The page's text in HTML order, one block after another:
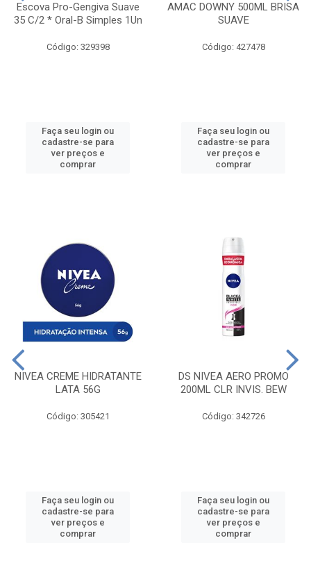
Escova Pro-Gengiva Suave
35 C/2 * Oral-B Simples 1Un
Código: 329398
Faça seu login ou
cadastre-se para
ver preços e
comprar
AMAC DOWNY 500ML BRISA
SUAVE
Código: 427478
Faça seu login ou
cadastre-se para
ver preços e
comprar
NIVEA CREME HIDRATANTE
LATA 56G
Código: 305421
Faça seu login ou
cadastre-se para
ver preços e
comprar
DS NIVEA AERO PROMO
200ML CLR INVIS. BEW
Código: 342726
Faça seu login ou
cadastre-se para
ver preços e
comprar